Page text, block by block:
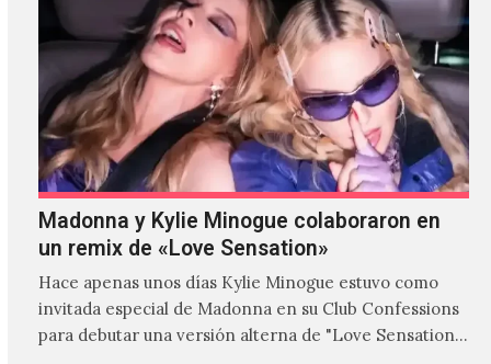
Madonna y Kylie Minogue colaboraron en
un remix de «Love Sensation»
Hace apenas unos días Kylie Minogue estuvo como
invitada especial de Madonna en su Club Confessions
para debutar una versión alterna de "Love Sensation",